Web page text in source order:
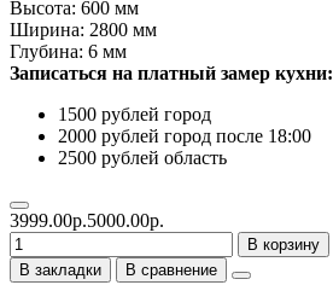
Высота: 600 мм
Ширина: 2800 мм
Глубина: 6 мм
Записаться на платный замер кухни:
1500 рублей город
2000 рублей город после 18:00
2500 рублей область
3999.00р.5000.00р.
В корзину
В закладки
В сравнение